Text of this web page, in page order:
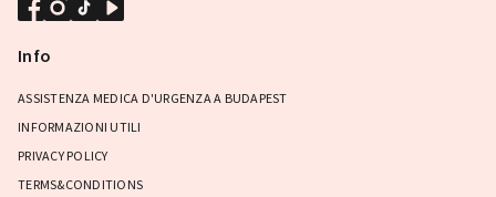
Info
ASSISTENZA MEDICA D'URGENZA A BUDAPEST
INFORMAZIONI UTILI
PRIVACY POLICY
TERMS&CONDITIONS